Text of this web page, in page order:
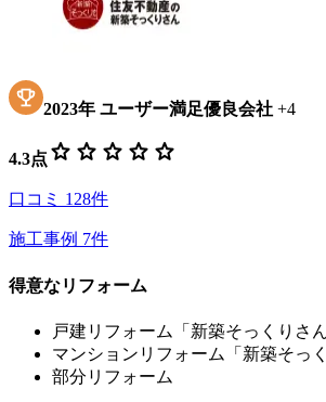
2023年 ユーザー満足優良会社 +4
4.3点 star star star star star
口コミ 128件
施工事例 7件
得意なリフォーム
戸建リフォーム「新築そっくりさん
マンションリフォーム「新築そっ
部分リフォーム